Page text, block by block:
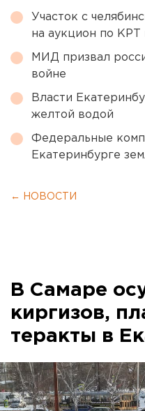
Участок с
на аукцион по КРТ
МИД призвал
войне
Власти
желтой водой
Федеральные
Екатеринбурге
← НОВОСТИ
В Самаре
киргизов,
теракты в